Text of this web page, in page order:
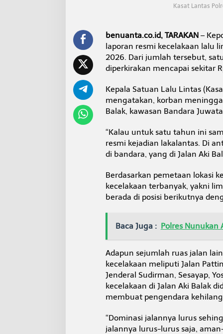
L
a
n
t
P
e
r
e
J
n
r
J
i
2
0
6
Kasat Lantas
benuanta.co.id, TARAKAN–
laporan resmi kecelakaan lalu
2026. Dari jumlah tersebut,
diperkirakan mencapai sekitar
Kepala Satuan Lalu Lintas
mengatakan, korban
Balak, kawasan Bandara
“Kalau untuk satu tahun ini
resmi kejadian lakalantas. Di
di bandara, yang di Jalan Aki
Berdasarkan pemetaan lokasi
kecelakaan terbanyak, yakni
berada di posisi berikutnya
Baca Juga : Polres Nunukan
Adapun sejumlah ruas jalan
kecelakaan meliputi Jalan
Jenderal Sudirman, Sesayap,
kecelakaan di Jalan Aki Balak
membuat pengendara
“Dominasi jalannya lurus
jalannya lurus-lurus saja,